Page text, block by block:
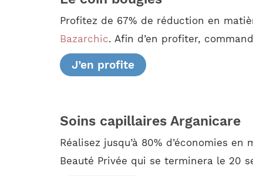
Profitez de 67% de réduction en
Bazarchic. Afin d’en profiter,
J’en profite
Soins capillaires Arganicare
Réalisez jusqu’à 80% d’économies
Beauté Privée qui se terminera le 20